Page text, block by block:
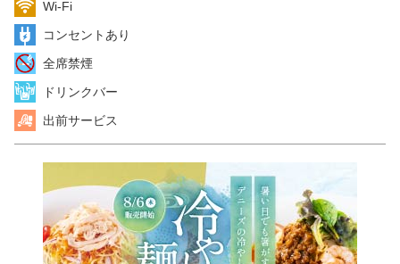
Wi-Fi
コンセントあり
全席禁煙
ドリンクバー
出前サービス